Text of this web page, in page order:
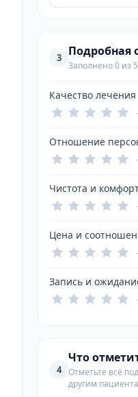
3 Подробная
Заполнено 0 из
Качество лечения
Отношение
Чистота и
Цена и
Запись и
4
Что
Отметьте всё
другим